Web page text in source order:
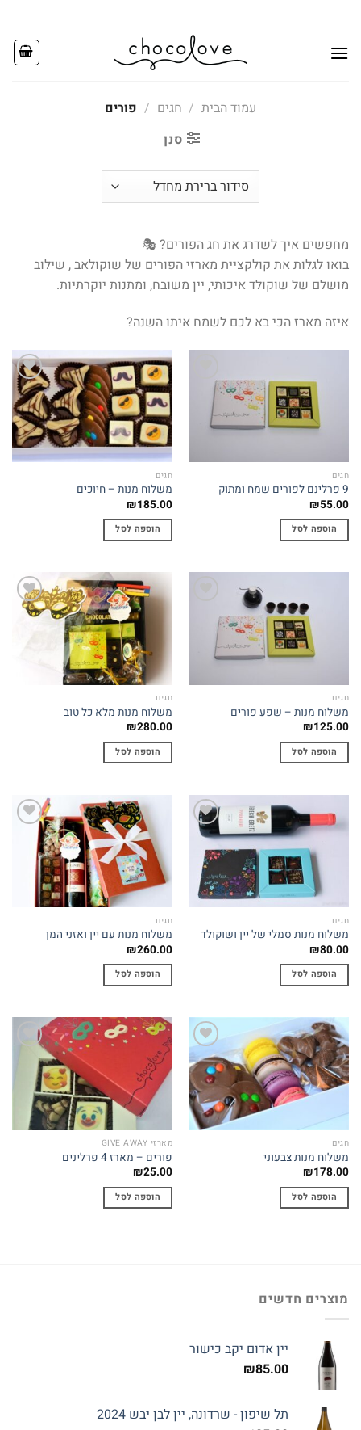
content
עמוד הבית / חגים / פורים
סנן
מחפשים איך לשדרג את חג הפורים? 🎭
בואו לגלות את קולקציית מארזי הפורים של שוקולאב , שילוב
מושלם של שוקולד איכותי, יין משובח, ומתנות יוקרתיות.
איזה מארז הכי בא לכם לשמח איתו השנה?
Add to
wishlist
חגים
9 פרלינם לפורים שמח ומתוק
₪55.00
הוספה לסל
Add to
wishlist
חגים
משלוח מנות – חיוכים
₪185.00
הוספה לסל
חגים
משלוח מנות – שפע פורים
₪125.00
הוספה לסל
Add to
חגים
משלוח מנות מלא כל טוב
₪280.00
הוספה לסל
Add to
wishlist
חגים
משלוח מנות סמלי של יין ושוקולד
₪80.00
הוספה לסל
Add to
wishlist
חגים
משלוח מנות עם יין ואזני המן
₪260.00
הוספה לסל
Add to
wishlist
חגים
משלוח מנות צבעוני
₪178.00
הוספה לסל
wishlist
מארזי GIVE AWAY
פורים – מארז 4 פרלינים
₪25.00
הוספה לסל
מוצרים חדשים
יין אדום יקב כישור
₪85.00
תל שיפון - שרדונה, יין לבן יבש 2024